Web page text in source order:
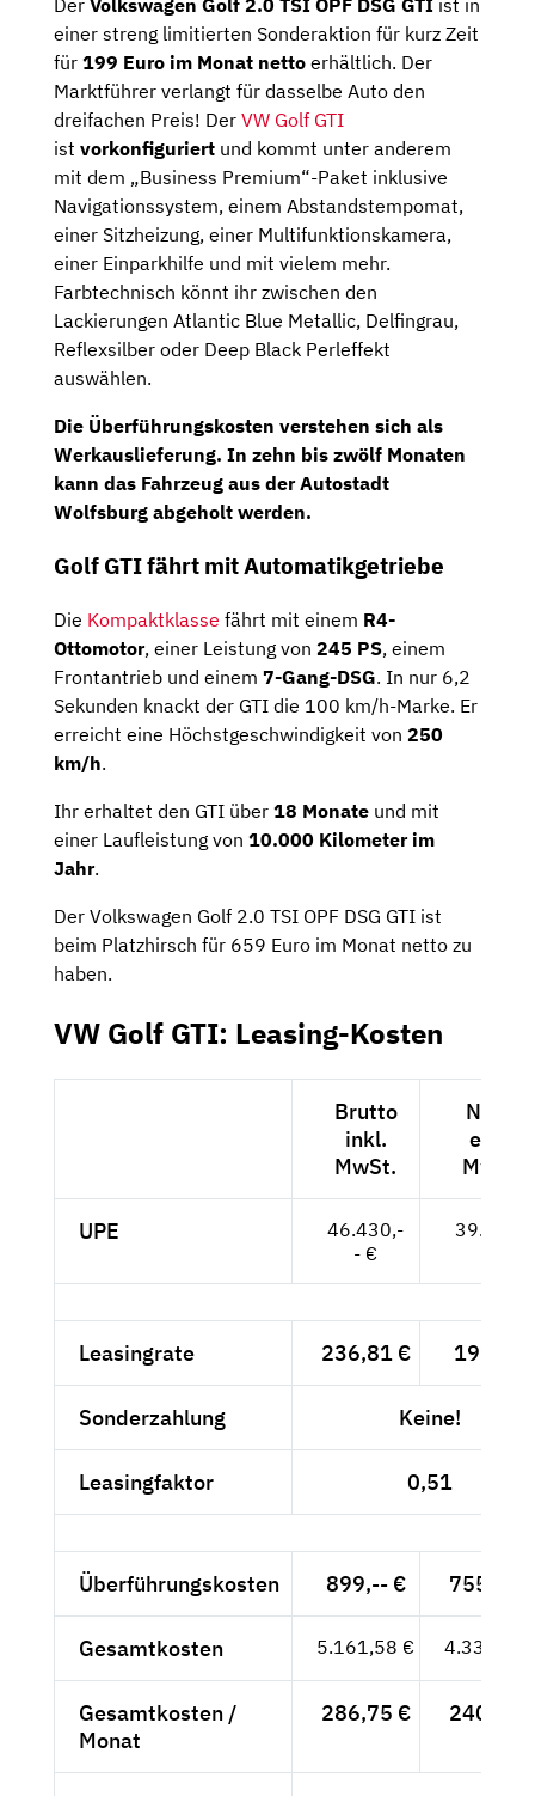
Der Volkswagen Golf 2.0 TSI OPF DSG GTI ist in
einer streng limitierten Sonderaktion für kurz Zeit
für 199 Euro im Monat netto erhältlich. Der
Marktführer verlangt für dasselbe Auto den
dreifachen Preis! Der VW Golf GTI
ist vorkonfiguriert und kommt unter anderem
mit dem „Business Premium“-Paket inklusive
Navigationssystem, einem Abstandstempomat,
einer Sitzheizung, einer Multifunktionskamera,
einer Einparkhilfe und mit vielem mehr.
Farbtechnisch könnt ihr zwischen den
Lackierungen Atlantic Blue Metallic, Delfingrau,
Reflexsilber oder Deep Black Perleffekt
auswählen.
Die Überführungskosten verstehen sich als
Werkauslieferung. In zehn bis zwölf Monaten
kann das Fahrzeug aus der Autostadt
Wolfsburg abgeholt werden.
Golf GTI fährt mit Automatikgetriebe
Die Kompaktklasse fährt mit einem R4-
Ottomotor, einer Leistung von 245 PS, einem
Frontantrieb und einem 7-Gang-DSG. In nur 6,2
Sekunden knackt der GTI die 100 km/h-Marke. Er
erreicht eine Höchstgeschwindigkeit von 250
km/h.
Ihr erhaltet den GTI über 18 Monate und mit
einer Laufleistung von 10.000 Kilometer im
Jahr.
Der Volkswagen Golf 2.0 TSI OPF DSG GTI ist
beim Platzhirsch für 659 Euro im Monat netto zu
haben.
VW Golf GTI: Leasing-Kosten
Brutto
inkl.
MwSt.
Netto
exkl.
MwSt.
UPE
46.430,-
- €
39.017,-
Leasingrate 236,81 € 199,-- €
Sonderzahlung Keine!
Leasingfaktor 0,51
Überführungskosten 899,-- € 755,46
Gesamtkosten 5.161,58 € 4.337,46
Gesamtkosten /
Monat
286,75 € 240,97